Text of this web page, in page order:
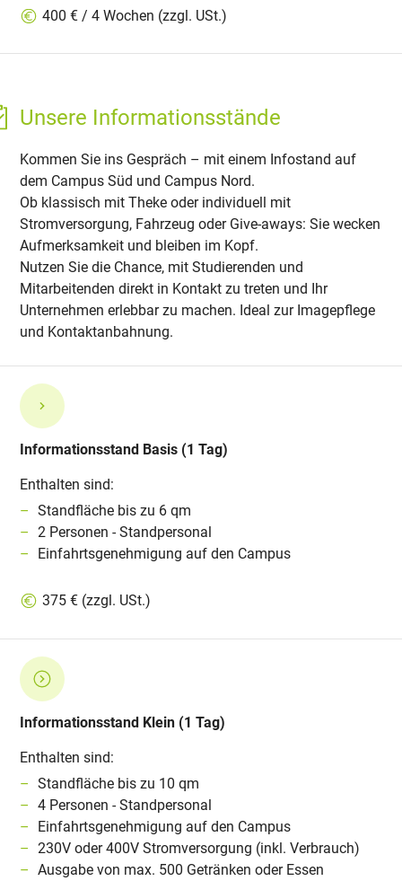
400 € / 4 Wochen (zzgl. USt.)
Unsere Informationsstände
Kommen Sie ins Gespräch – mit einem Infostand auf
dem Campus Süd und Campus Nord.
Ob klassisch mit Theke oder individuell mit
Stromversorgung, Fahrzeug oder Give-aways: Sie wecken
Aufmerksamkeit und bleiben im Kopf.
Nutzen Sie die Chance, mit Studierenden und
Mitarbeitenden direkt in Kontakt zu treten und Ihr
Unternehmen erlebbar zu machen. Ideal zur Imagepflege
und Kontaktanbahnung.
Informationsstand Basis (1 Tag)
Enthalten sind:
Standfläche bis zu 6 qm
2 Personen - Standpersonal
Einfahrtsgenehmigung auf den Campus
375 € (zzgl. USt.)
Informationsstand Klein (1 Tag)
Enthalten sind:
Standfläche bis zu 10 qm
4 Personen - Standpersonal
Einfahrtsgenehmigung auf den Campus
230V oder 400V Stromversorgung (inkl. Verbrauch)
Ausgabe von max. 500 Getränken oder Essen